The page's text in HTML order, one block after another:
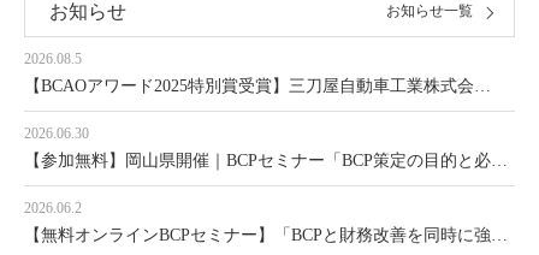
お知らせ
2026.08.5
【BCAOアワード2025特別賞受賞】三刀屋自動車工業株式会…
2026.06.30
【参加無料】岡山県開催｜BCPセミナー「BCP策定の目的と必…
2026.06.2
【無料オンラインBCPセミナー】「BCPと財務改善を同時に強…
お知らせ一覧